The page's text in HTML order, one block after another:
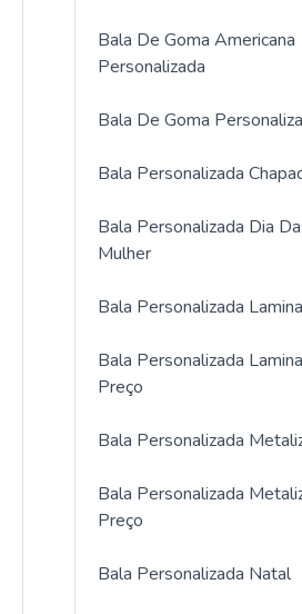
Bala De Goma Americana
Personalizada
Bala De Goma
Bala Personalizada
Bala Personalizada Dia Da
Mulher
Bala Personalizada
Bala Personalizada
Preço
Bala Personalizada
Bala Personalizada
Preço
Bala Personalizada Natal